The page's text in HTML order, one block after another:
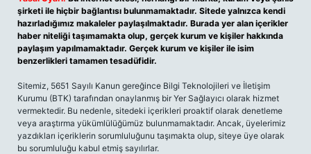
şirketi ile hiçbir bağlantısı bulunmamaktadır. Sitede yalnızca kendi
hazırladığımız makaleler paylaşılmaktadır. Burada yer alan içerikler
haber niteliği taşımamakta olup, gerçek kurum ve kişiler hakkında
paylaşım yapılmamaktadır. Gerçek kurum ve kişiler ile isim
benzerlikleri tamamen tesadüfidir.
Sitemiz, 5651 Sayılı Kanun gereğince Bilgi Teknolojileri ve İletişim
Kurumu (BTK) tarafından onaylanmış bir Yer Sağlayıcı olarak hizmet
vermektedir. Bu nedenle, sitedeki içerikleri proaktif olarak denetleme
veya araştırma yükümlülüğümüz bulunmamaktadır. Ancak, üyelerimiz
yazdıkları içeriklerin sorumluluğunu taşımakta olup, siteye üye olarak
bu sorumluluğu kabul etmiş sayılırlar.